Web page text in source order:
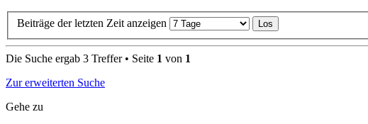
Beiträge der letzten Zeit anzeigen
Die Suche ergab 3 Treffer • Seite 1 von 1
Zur erweiterten Suche
Gehe zu